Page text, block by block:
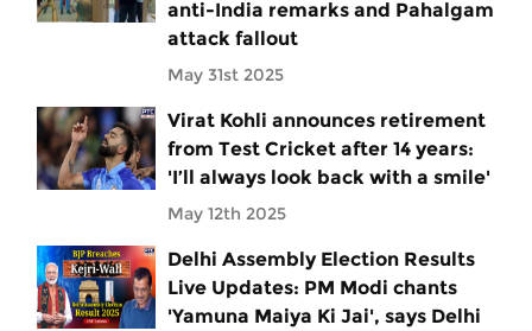
anti-India remarks and Pahalgam
attack fallout
May 31st 2025
Virat Kohli announces retirement
from Test Cricket after 14 years:
'I’ll always look back with a smile'
May 12th 2025
Delhi Assembly Election Results
Live Updates: PM Modi chants
'Yamuna Maiya Ki Jai', says Delhi